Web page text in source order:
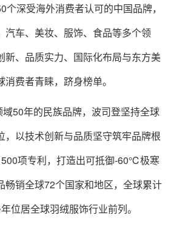
深受海外消费者认可的中国品牌，
汽车、美妆、服饰、食品等多个领
新、品质实力、国际化布局与东方美
费者青睐，跻身榜单。
50年的民族品牌，波司登坚持全球
，以技术创新与品质坚守筑牢品牌根
项专利，打造出可抵御-60℃极寒
畅销全球72个国家和地区，全球累计
位居全球羽绒服饰行业前列。